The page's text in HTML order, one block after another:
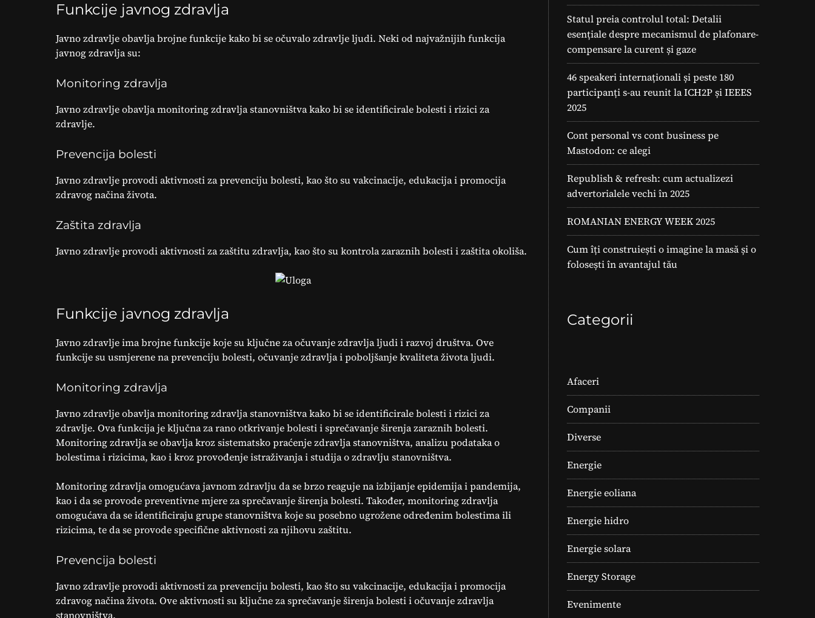
Funkcije javnog zdravlja
Javno zdravlje obavlja brojne funkcije kako bi se očuvalo zdravlje ljudi. Neki od najvažnijih funkcija
javnog zdravlja su:
Monitoring zdravlja
Javno zdravlje obavlja monitoring zdravlja stanovništva kako bi se identificirale bolesti i rizici za
zdravlje.
Prevencija bolesti
Javno zdravlje provodi aktivnosti za prevenciju bolesti, kao što su vakcinacije, edukacija i promocija
zdravog načina života.
Zaštita zdravlja
Javno zdravlje provodi aktivnosti za zaštitu zdravlja, kao što su kontrola zaraznih bolesti i zaštita okoliša.
Funkcije javnog zdravlja
Javno zdravlje ima brojne funkcije koje su ključne za očuvanje zdravlja ljudi i razvoj društva. Ove
funkcije su usmjerene na prevenciju bolesti, očuvanje zdravlja i poboljšanje kvaliteta života ljudi.
Monitoring zdravlja
Javno zdravlje obavlja monitoring zdravlja stanovništva kako bi se identificirale bolesti i rizici za
zdravlje. Ova funkcija je ključna za rano otkrivanje bolesti i sprečavanje širenja zaraznih bolesti.
Monitoring zdravlja se obavlja kroz sistematsko praćenje zdravlja stanovništva, analizu podataka o
bolestima i rizicima, kao i kroz provođenje istraživanja i studija o zdravlju stanovništva.
Monitoring zdravlja omogućava javnom zdravlju da se brzo reaguje na izbijanje epidemija i pandemija,
kao i da se provode preventivne mjere za sprečavanje širenja bolesti. Također, monitoring zdravlja
omogućava da se identificiraju grupe stanovništva koje su posebno ugrožene određenim bolestima ili
rizicima, te da se provode specifične aktivnosti za njihovu zaštitu.
Prevencija bolesti
Javno zdravlje provodi aktivnosti za prevenciju bolesti, kao što su vakcinacije, edukacija i promocija
zdravog načina života. Ove aktivnosti su ključne za sprečavanje širenja bolesti i očuvanje zdravlja
stanovništva.
Statul preia controlul total: Detalii
esențiale despre mecanismul de plafonare-
compensare la curent și gaze
46 speakeri internaționali și peste 180
participanți s-au reunit la ICH2P și IEEES
2025
Cont personal vs cont business pe
Mastodon: ce alegi
Republish & refresh: cum actualizezi
advertorialele vechi în 2025
ROMANIAN ENERGY WEEK 2025
Cum îți construiești o imagine la masă și o
folosești în avantajul tău
Categorii
Afaceri
Companii
Diverse
Energie
Energie eoliana
Energie hidro
Energie solara
Energy Storage
Evenimente